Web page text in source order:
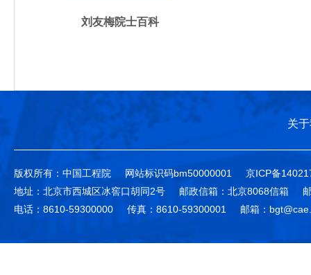
刘友梅院士百科
关
版权所有：中国工程院 网站标识码bm50000001
京ICP备
地址：北京市西城区冰窖口胡同2号
邮政信箱：北京8068信箱
电话：8610-59300000
传真：8610-59300001 邮箱：